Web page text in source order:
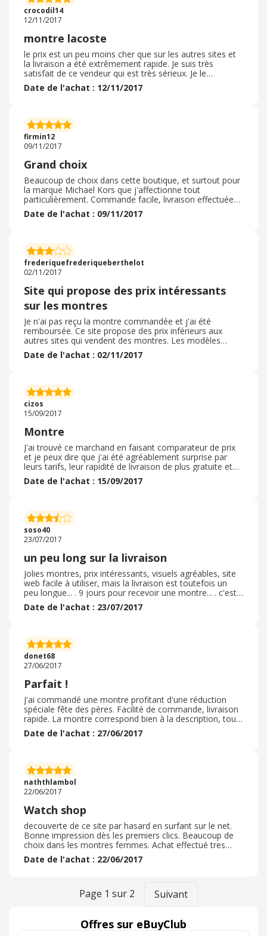
crocodil14
12/11/2017
montre lacoste
le prix est un peu moins cher que sur les autres sites et
la livraison a été extrêmement rapide. Je suis très
satisfait de ce vendeur qui est très sérieux. Je le
recommande volontiers et moi même je n'hésiterai pas
à repasser commande
Date de l'achat : 12/11/2017
firmin12
09/11/2017
Grand choix
Beaucoup de choix dans cette boutique, et surtout pour
la marque Michael Kors que j'affectionne tout
particulièrement. Commande facile, livraison effectuée
rapidement, site de confiance que je reutiliserai.
Date de l'achat : 09/11/2017
frederiquefrederiqueberthelot
02/11/2017
Site qui propose des prix intéressants
sur les montres
Je n'ai pas reçu la montre commandée et j'ai été
remboursée. Ce site propose des prix inférieurs aux
autres sites qui vendent des montres. Les modèles
exposés sont bien. Les sites français vendent les mêmes
modèles de montres à des tarifs plus élevés.
Date de l'achat : 02/11/2017
cizos
15/09/2017
Montre
J'ai trouvé ce marchand en faisant comparateur de prix
et je peux dire que j'ai été agréablement surprise par
leurs tarifs, leur rapidité de livraison de plus gratuite et
en 24 heures. Très sérieux je recommande à tous .
Date de l'achat : 15/09/2017
soso40
23/07/2017
un peu long sur la livraison
Jolies montres, prix intéressants, visuels agréables, site
web facile à utiliser, mais la livraison est toutefois un
peu longue... . 9 jours pour recevoir une montre... . c'est
le seul point négatif que je vois
Date de l'achat : 23/07/2017
donet68
27/06/2017
Parfait !
J'ai commandé une montre profitant d'une réduction
spéciale fête des pères. Facilité de commande, livraison
rapide. La montre correspond bien à la description, tout
est parfait. Merci de votre livraison et service.
Date de l'achat : 27/06/2017
naththlambol
22/06/2017
Watch shop
decouverte de ce site par hasard en surfant sur le net.
Bonne impression dès les premiers clics. Beaucoup de
choix dans les montres femmes. Achat effectué tres
rapidement et livraison dans les temps. Montre en bon
état et en parfait état de fonctionnement.
Date de l'achat : 22/06/2017
Page 1 sur 2 Suivant
Offres sur eBuyClub